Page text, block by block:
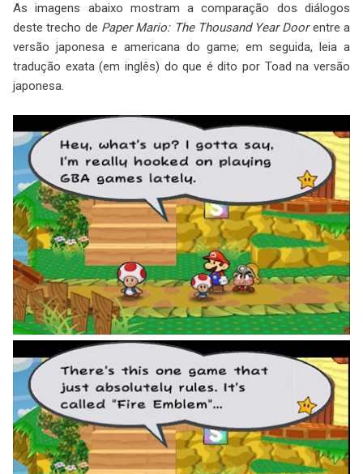
As imagens abaixo mostram a comparação dos diálogos
deste trecho de Paper Mario: The Thousand Year Doorentre a
versão japonesa e americana do game; em seguida, leia a
tradução exata (em inglês) do que é dito por Toad na versão
japonesa.